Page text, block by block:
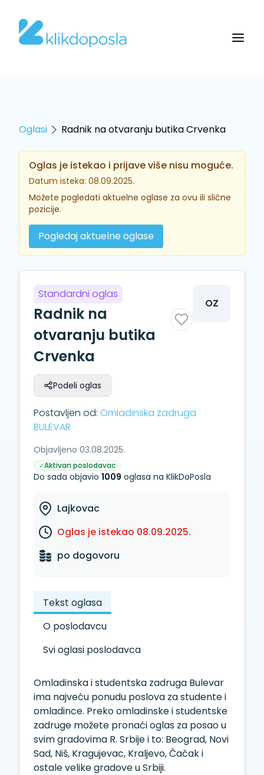
Oglasi Radnik na otvaranju butika Crvenka
Oglas je istekao i prijave više nisu moguće.
Datum isteka: 08.09.2025.
Možete pogledati aktuelne oglase za ovu ili slične
pozicije.
Pogledaj aktuelne oglase
Standardni oglas
Radnik na
otvaranju butika
Crvenka
Podeli oglas
OZ
Postavljen od: Omladinska zadruga
BULEVAR
Objavljeno 03.08.2025.
✓Aktivan poslodavac
Do sada objavio 1009 oglasa na KlikDoPosla
Lajkovac
Oglas je istekao 08.09.2025.
po dogovoru
Tekst oglasa
O poslodavcu
Svi oglasi poslodavca
Omladinska i studentska zadruga Bulevar
ima najveću ponudu poslova za studente i
omladince. Preko omladinske i studentske
zadruge možete pronaći oglas za posao u
svim gradovima R. Srbije i to: Beograd, Novi
Sad, Niš, Kragujevac, Kraljevo, Čačak i
ostale velike gradove u Srbiji.